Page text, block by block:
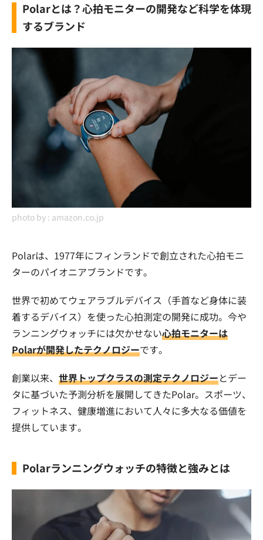
Polarとは？心拍モニターの開発など科学を体現
するブランド
photo by : amazon.co.jp
Polarは、1977年にフィンランドで創立された心拍モニ
ターのパイオニアブランドです。
世界で初めてウェアラブルデバイス（手首など身体に装
着するデバイス）を使った心拍測定の開発に成功。今や
ランニングウォッチには欠かせない心拍モニターは
Polarが開発したテクノロジーです。
創業以来、 世界トップクラスの測定テクノロジーとデー
タに基づいた予測分析を展開してきたPolar。スポーツ、
フィットネス、健康増進において人々に多大なる価値を
提供しています。
Polarランニングウォッチの特徴と強みとは